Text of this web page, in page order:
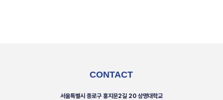
CONTACT
서울특별시 종로구 홍지문2길 20 상명대학교